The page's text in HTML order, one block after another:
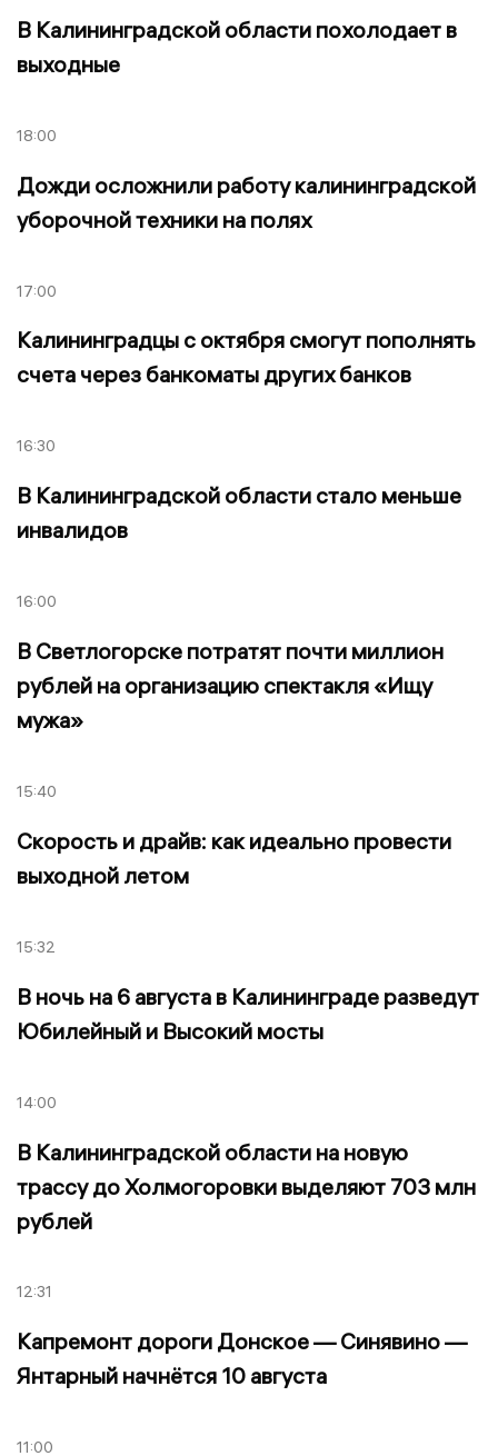
В Калининградской области похолодает в
выходные
18:00
Дожди осложнили работу калининградской
уборочной техники на полях
17:00
Калининградцы с октября смогут пополнять
счета через банкоматы других банков
16:30
В Калининградской области стало меньше
инвалидов
16:00
В Светлогорске потратят почти миллион
рублей на организацию спектакля «Ищу
мужа»
15:40
Скорость и драйв: как идеально провести
выходной летом
15:32
В ночь на 6 августа в Калининграде разведут
Юбилейный и Высокий мосты
14:00
В Калининградской области на новую
трассу до Холмогоровки выделяют 703 млн
рублей
12:31
Капремонт дороги Донское — Синявино —
Янтарный начнётся 10 августа
11:00